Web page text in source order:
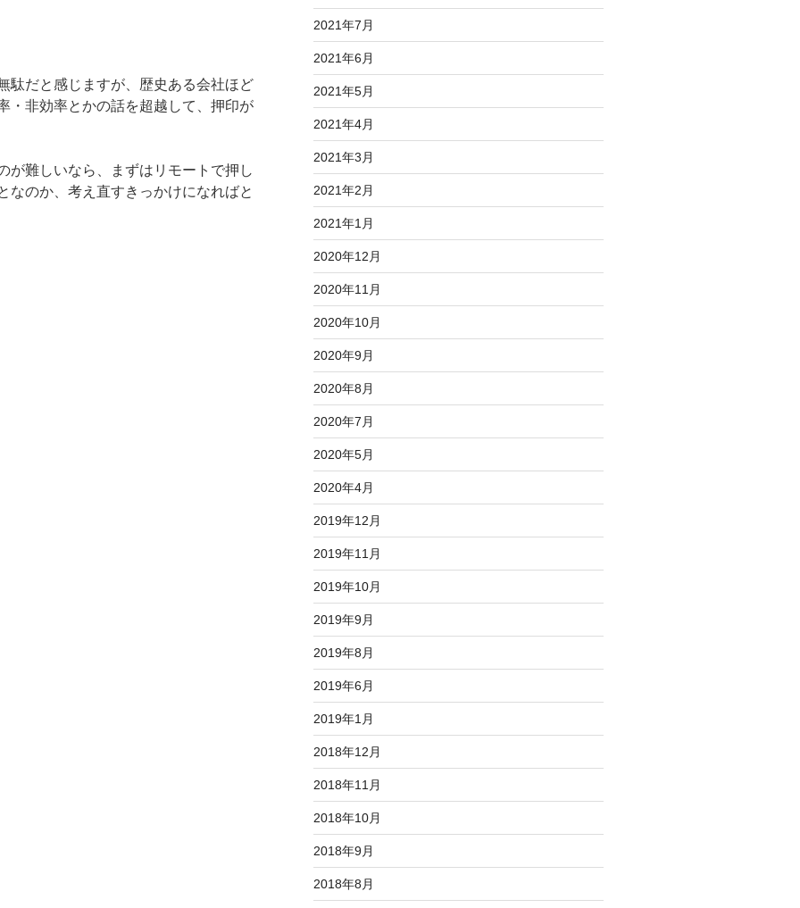
駄だと感じますが、歴史ある会社ほど
・非効率とかの話を超越して、押印が
が難しいなら、まずはリモートで押し
なのか、考え直すきっかけになればと
2021年7月
2021年6月
2021年5月
2021年4月
2021年3月
2021年2月
2021年1月
2020年12月
2020年11月
2020年10月
2020年9月
2020年8月
2020年7月
2020年5月
2020年4月
2019年12月
2019年11月
2019年10月
2019年9月
2019年8月
2019年6月
2019年1月
2018年12月
2018年11月
2018年10月
2018年9月
2018年8月